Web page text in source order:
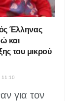
Έλληνας
και
του μικρού
11:10
για τον